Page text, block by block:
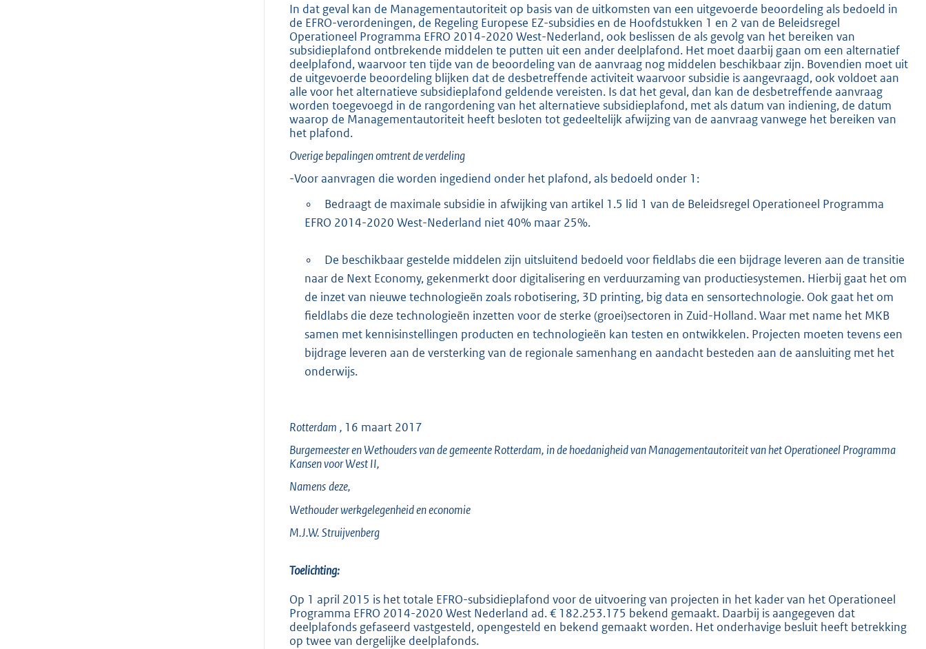
In dat geval kan de Managementautoriteit op basis van de uitkomsten van een uitgevoerde beoordeling als bedoeld in
de EFRO-verordeningen, de Regeling Europese EZ-subsidies en de Hoofdstukken 1 en 2 van de Beleidsregel
Operationeel Programma EFRO 2014-2020 West-Nederland, ook beslissen de als gevolg van het bereiken van
subsidieplafond ontbrekende middelen te putten uit een ander deelplafond. Het moet daarbij gaan om een alternatief
deelplafond, waarvoor ten tijde van de beoordeling van de aanvraag nog middelen beschikbaar zijn. Bovendien moet uit
de uitgevoerde beoordeling blijken dat de desbetreffende activiteit waarvoor subsidie is aangevraagd, ook voldoet aan
alle voor het alternatieve subsidieplafond geldende vereisten. Is dat het geval, dan kan de desbetreffende aanvraag
worden toegevoegd in de rangordening van het alternatieve subsidieplafond, met als datum van indiening, de datum
waarop de Managementautoriteit heeft besloten tot gedeeltelijk afwijzing van de aanvraag vanwege het bereiken van
het plafond.
Overige bepalingen omtrent de verdeling
-Voor aanvragen die worden ingediend onder het plafond, als bedoeld onder 1:
∘
Bedraagt de maximale subsidie in afwijking van artikel 1.5 lid 1 van de Beleidsregel Operationeel Programma
EFRO 2014-2020 West-Nederland niet 40% maar 25%.
∘
De beschikbaar gestelde middelen zijn uitsluitend bedoeld voor fieldlabs die een bijdrage leveren aan de transitie
naar de Next Economy, gekenmerkt door digitalisering en verduurzaming van productiesystemen. Hierbij gaat het om
de inzet van nieuwe technologieën zoals robotisering, 3D printing, big data en sensortechnologie. Ook gaat het om
fieldlabs die deze technologieën inzetten voor de sterke (groei)sectoren in Zuid-Holland. Waar met name het MKB
samen met kennisinstellingen producten en technologieën kan testen en ontwikkelen. Projecten moeten tevens een
bijdrage leveren aan de versterking van de regionale samenhang en aandacht besteden aan de aansluiting met het
onderwijs.
Rotterdam , 16 maart 2017
Burgemeester en Wethouders van de gemeente Rotterdam, in de hoedanigheid van Managementautoriteit van het Operationeel Programma
Kansen voor West II,
Namensdeze,
Wethouder werkgelegenheid en economie
M.J.W. Struijvenberg
Toelichting:
Op 1 april 2015 is het totale EFRO-subsidieplafond voor de uitvoering van projecten in het kader van het Operationeel
Programma EFRO 2014-2020 West Nederland ad. € 182.253.175 bekend gemaakt. Daarbij is aangegeven dat
deelplafonds gefaseerd vastgesteld, opengesteld en bekend gemaakt worden. Het onderhavige besluit heeft betrekking
op twee van dergelijke deelplafonds.